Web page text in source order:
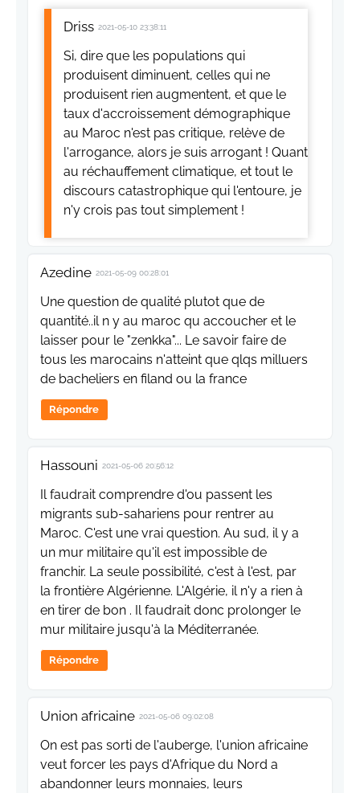
Driss 2021-05-10 23:38:11
Si, dire que les populations qui
produisent diminuent, celles qui ne
produisent rien augmentent, et que le
taux d'accroissement démographique
au Maroc n'est pas critique, relève de
l'arrogance, alors je suis arrogant ! Quant
au réchauffement climatique, et tout le
discours catastrophique qui l'entoure, je
n'y crois pas tout simplement !
Azedine 2021-05-09 00:28:01
Une question de qualité plutot que de
quantité..il n y au maroc qu accoucher et le
laisser pour le "zenkka"... Le savoir faire de
tous les marocains n'atteint que qlqs milluers
de bacheliers en filand ou la france
Répondre
Hassouni 2021-05-06 20:56:12
Il faudrait comprendre d'ou passent les
migrants sub-sahariens pour rentrer au
Maroc. C'est une vrai question. Au sud, il y a
un mur militaire qu'il est impossible de
franchir. La seule possibilité, c'est à l'est, par
la frontière Algérienne. L'Algérie, il n'y a rien à
en tirer de bon . Il faudrait donc prolonger le
mur militaire jusqu'à la Méditerranée.
Répondre
Union africaine 2021-05-06 09:02:08
On est pas sorti de l'auberge, l'union africaine
veut forcer les pays d'Afrique du Nord a
abandonner leurs monnaies, leurs